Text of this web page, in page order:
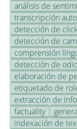
análisis de
transcripción
detección de
detección de
comprensión
detección de
elaboración de
etiquetado de
extracción de
factuality
indexación de